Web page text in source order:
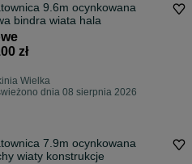
9.6m ocynkowana
bindra wiata hala
zł
Wielka
dnia 08 sierpnia 2026
7.9m ocynkowana
wiaty konstrukcje